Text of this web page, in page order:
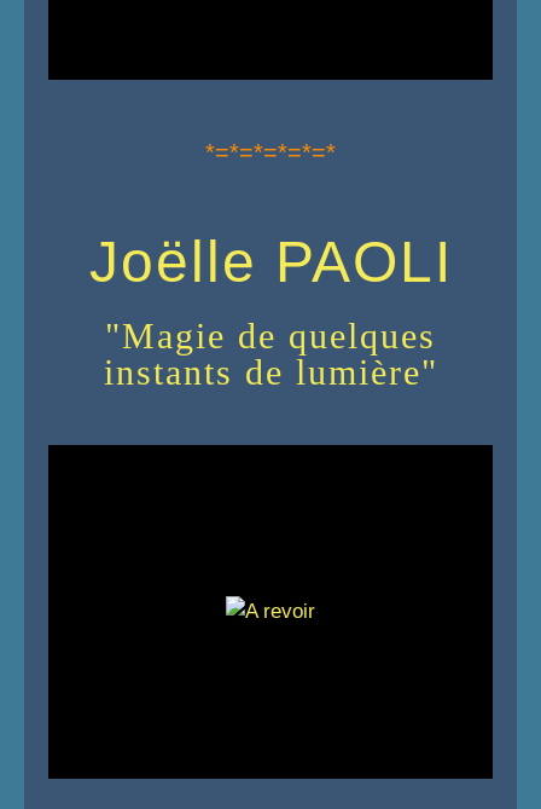
*=*=*=*=*=*
Joëlle PAOLI
"Magie de quelques
instants de lumière"